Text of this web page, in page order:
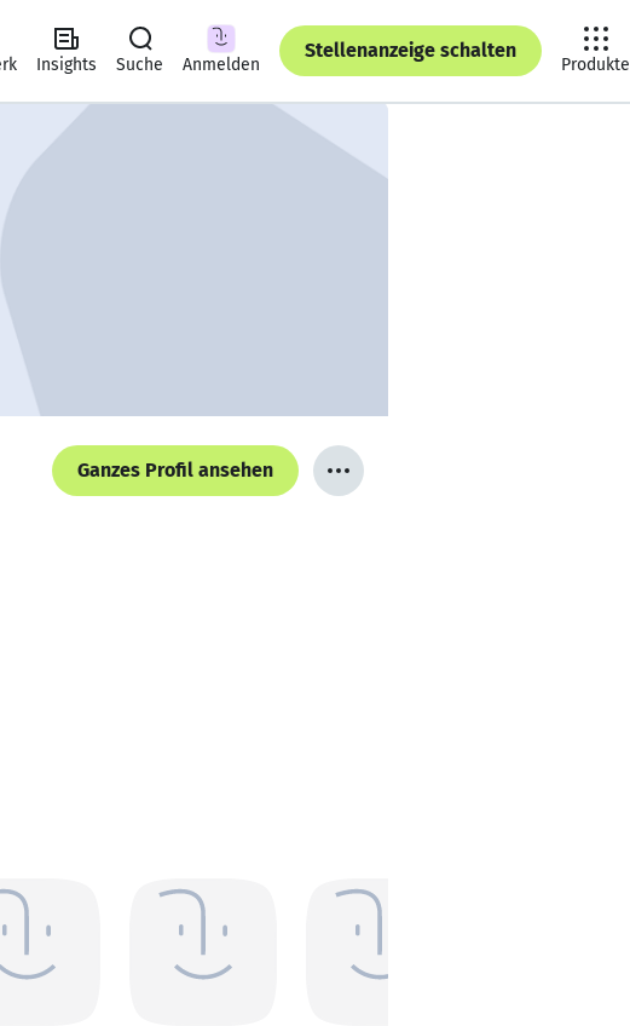
Insights Suche Anmelden
Stellenanzeige schalten
Produkte
Ganzes Profil ansehen